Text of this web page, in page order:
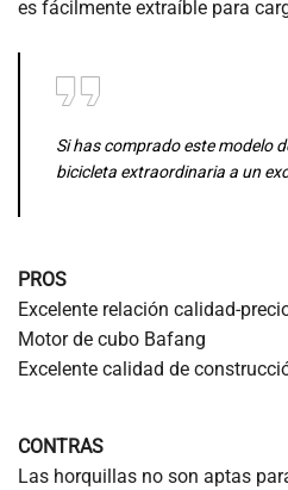
es fácilmente extraíble para
Si has comprado este modelo
bicicleta extraordinaria a un
PROS
Excelente relación calidad-
Motor de cubo Bafang
Excelente calidad de
CONTRAS
Las horquillas no son aptas